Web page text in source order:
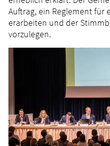
Auftrag, ein Reglement für
erarbeiten und der
vorzulegen.